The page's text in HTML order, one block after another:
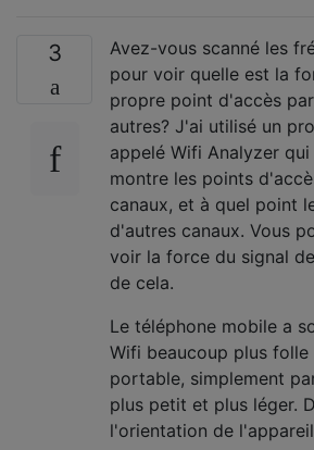
3
Avez-vous scanné les
pour voir quelle est la
propre point d'accès
autres? J'ai utilisé un
appelé Wifi Analyzer
montre les points
canaux, et à quel point
d'autres canaux. Vous
voir la force du signal
de cela.
Le téléphone mobile a
Wifi beaucoup plus
portable, simplement
plus petit et plus léger.
l'orientation de